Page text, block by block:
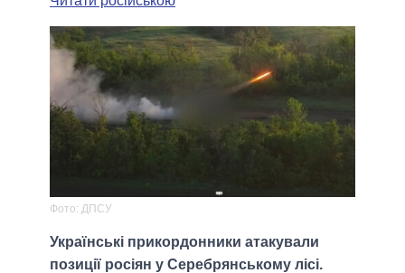
Фото: ДПСУ
Українські прикордонники атакували
позиції росіян у Серебрянському лісі.